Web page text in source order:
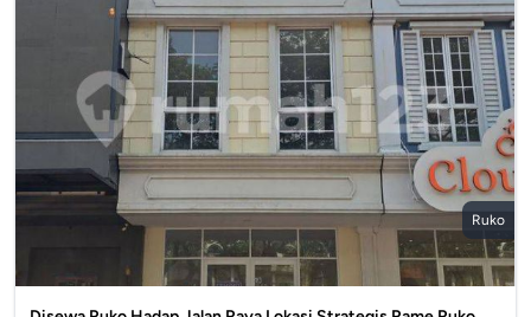
Ruko